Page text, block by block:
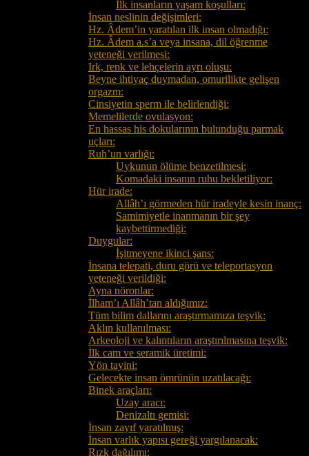
İlk insanların yaşam koşulları:
İnsan neslinin değişimleri:
Hz. Âdem’in yaratılan ilk insan olmadığı:
Hz. Âdem a.s’a veya insana, dil öğrenme
yeteneği verilmesi:
Irk, renk ve lehçelerin ayrı oluşu:
Beyne ihtiyaç duymadan, omurilikte gelişen
orgazm:
Cinsiyetin sperm ile belirlendiği:
Memelilerde ovulasyon:
En hassas his dokularının bulunduğu parmak
uçları:
Ruh’un varlığı:
Uykunun ölüme benzetilmesi:
Komadaki insanın ruhu bekletiliyor:
Hür irade:
Allâh’ı görmeden hür iradeyle kesin inanç:
Samimiyetle inanmanın bir şey
kaybettirmediği:
Duygular:
İşitmeyene ikinci şans:
İnsana telepati, duru görü ve teleportasyon
yeteneği verildiği:
Ayna nöronlar:
İlham’ı Allâh’tan aldığımız:
Tüm bilim dallarını araştırmamıza teşvik:
Aklın kullanılması:
Arkeoloji ve kalıntıların araştırılmasına teşvik:
İlk cam ve seramik üretimi:
Yön tayini:
Gelecekte insan ömrünün uzatılacağı:
Binek araçları:
Uzay aracı:
Denizaltı gemisi:
İnsan zayıf yaratılmış:
İnsan varlık yapısı gereği yargılanacak:
Rızk dağılımı: